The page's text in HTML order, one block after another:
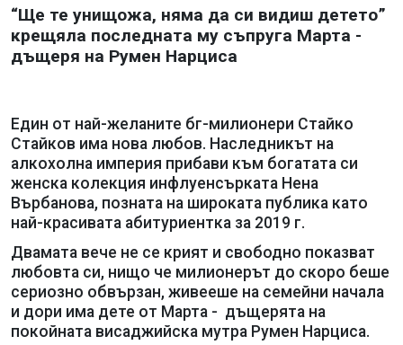
“Ще те унищожа, няма да си видиш детето”
крещяла последната му съпруга Марта -
дъщеря на Румен Нарциса
Един от най-желаните бг-милионери Стайко
Стайков има нова любов. Наследникът на
алкохолна империя прибави към богатата си
женска колекция инфлуенсърката Нена
Върбанова, позната на широката публика като
най-красивата абитуриентка за 2019 г.
Двамата вече не се крият и свободно показват
любовта си, нищо че милионерът до скоро беше
сериозно обвързан, живееше на семейни начала
и дори има дете от Марта - дъщерята на
покойната висаджийска мутра Румен Нарциса.